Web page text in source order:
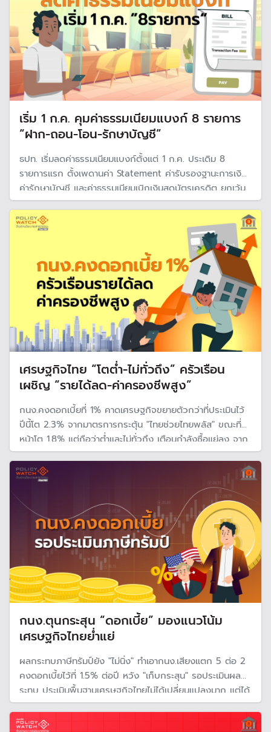
เริ่ม 1 ก.ค. คุมค่าธรรมเนียมแบงก์ 8 รายการ
“ฝาก-ถอน-โอน-รักษาบัญชี”
ธปท. เริ่มลดค่าธรรมเนียมแบงก์ตั้งแต่ 1 ก.ค. ประเดิม 8
รายการแรก ตั้งเพดานค่า Statement ค่ารับรองฐานะการเงิน
ค่ารักษาบัญชี และค่าธรรมเนียมเบิกเงินสดบัตรเครดิต ยกเว้น
ค่าฝาก ถอน โอนเงิน ฝากเช็ค และโอนผ่านระบบบาทเนต เพื่อ
ลดภาระค่าใช้จ่ายและสร้างความเป็นธรรมให้ผู้ใช้บริการ
เศรษฐกิจไทย “โตต่ำ-ไม่ทั่วถึง” ครัวเรือน
เผชิญ “รายได้ลด-ค่าครองชีพสูง”
กนง.คงดอกเบี้ยที่ 1% คาดเศรษฐกิจขยายตัวกว่าที่ประเมินไว้
ปีนี้โต 2.3% จากมาตรการกระตุ้น "ไทยช่วยไทยพลัส" ขณะที่ปี
หน้าโต 1.8% แต่ถือว่าต่ำและไม่ทั่วถึง เตือนกำลังซื้อแย่ลง จาก
รายได้ของครัวเรือนชะลอตัว สวนทางค่าครองชีพสูงขึ้น
กนง.ตุนกระสุน “ดอกเบี้ย” มองแนวโน้ม
เศรษฐกิจไทยย่ำแย่
ผลกระทบภาษีทรัมป์ยัง "ไม่นิ่ง" ทำเอากนง.เสียงแตก 5 ต่อ 2
คงดอกเบี้ยไว้ที่ 1.5% ต่อปี หวัง "เก็บกระสุน" รอประเมินผลก
ระทบ ประเมินพื้นฐานเศรษฐกิจไทยไม่ได้เปลี่ยนแปลงมาก แต่ได้
แรงหนุนจากท่องเที่ยวฟื้นและมาตรการกระตุ้น หั่นเป้าเศรษฐกิจ
ปี 68 และ 69 เหลือโต 2.2.% และ 1.6%